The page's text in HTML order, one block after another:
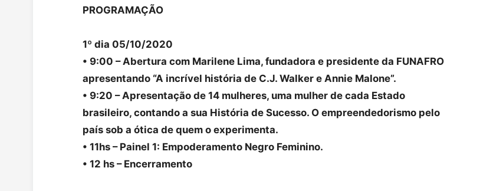
PROGRAMAÇÃO
1º dia 05/10/2020
• 9:00 – Abertura com Marilene Lima, fundadora e presidente da FUNAFRO
apresentando “A incrível história de C.J. Walker e Annie Malone”.
• 9:20 – Apresentação de 14 mulheres, uma mulher de cada Estado
brasileiro, contando a sua História de Sucesso. O empreendedorismo pelo
país sob a ótica de quem o experimenta.
• 11hs – Painel 1: Empoderamento Negro Feminino.
• 12 hs – Encerramento